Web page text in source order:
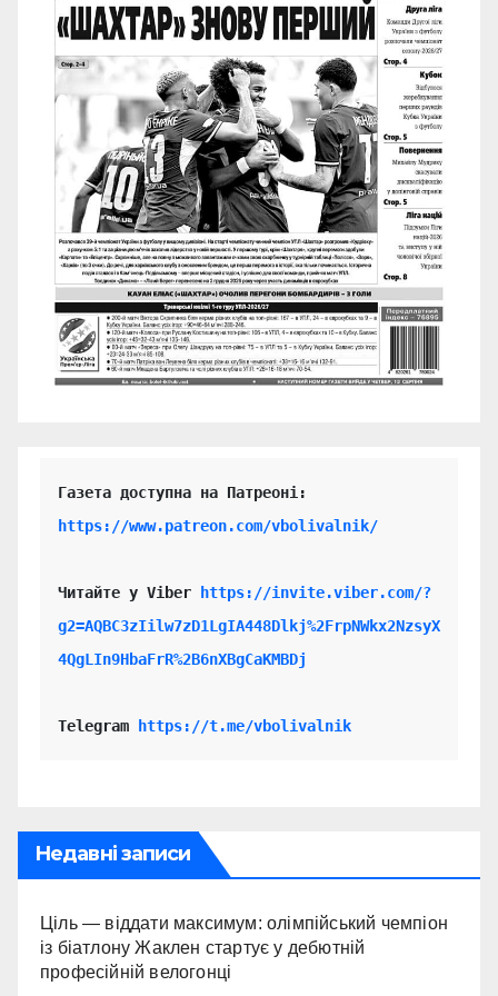
https://www.patreon.com/vbolivalnik/
Читайте у Viber
https://invite.viber.com/?
g2=AQBC3zIilw7zD1LgIA448Dlkj%2FrpNWkx2NzsyX
4QgLIn9HbaFrR%2B6nXBgCaKMBDj
Telegram https://t.me/vbolivalnik
Недавні записи
Ціль — віддати максимум: олімпійський чемпіон
із біатлону Жаклен стартує у дебютній
професійній велогонці